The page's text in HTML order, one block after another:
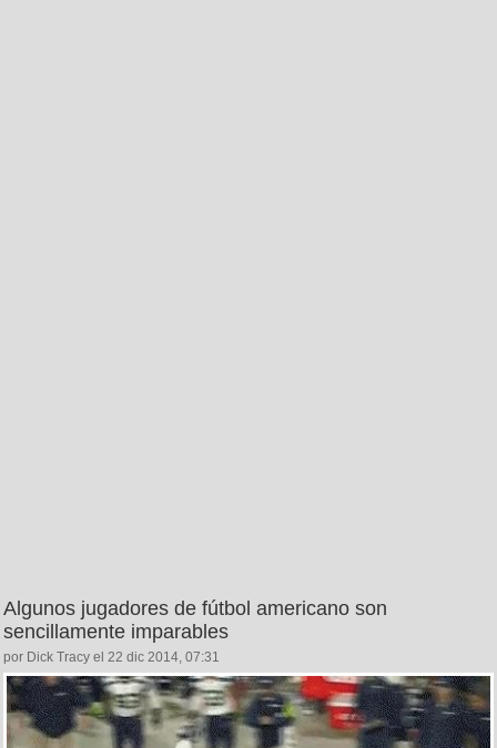
Algunos jugadores de fútbol americano son
sencillamente imparables
por Dick Tracy el 22 dic 2014, 07:31